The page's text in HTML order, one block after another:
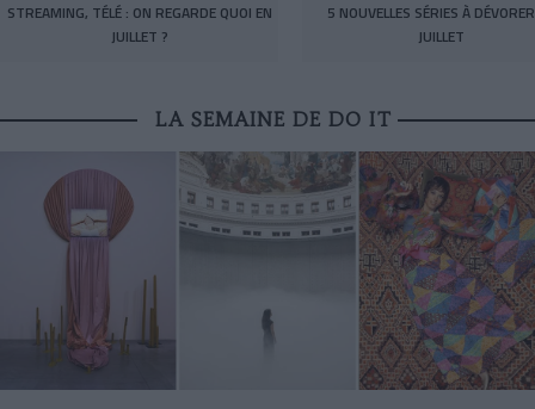
STREAMING, TÉLÉ : ON REGARDE QUOI EN
JUILLET ?
5 NOUVELLES SÉRIES À
JUILLET
LA SEMAINE DE DO IT